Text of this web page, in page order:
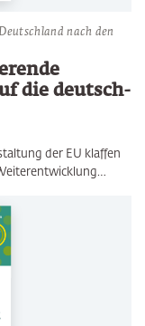
nach den
die deutsch-
der EU klaffen